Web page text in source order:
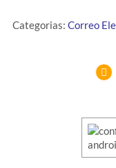
Categorias: Correo